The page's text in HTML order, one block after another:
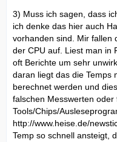
3) Muss ich sagen, dass
ich denke das hier auch
vorhanden sind. Mir fallen
der CPU auf. Liest man in
oft Berichte um sehr
daran liegt das die Temps
berechnet werden und
falschen Messwerten oder
Tools/Chips/
http://www.heise.de/
Temp so schnell ansteigt,